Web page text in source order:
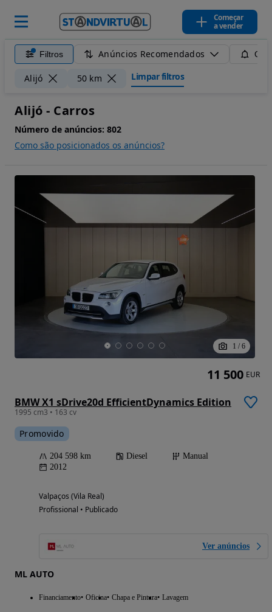
Começar
a vender
Filtros Anúncios Recomendados
Alijó 50 km Limpar filtros
Alijó - Carros
Número de anúncios: 802
Como são posicionados os anúncios?
1 / 6
BMW X1 sDrive20d EfficientDynamics Edition
1995 cm3 • 163 cv
Promovido
204 598 km Diesel
Manual
2012
Valpaços (Vila Real)
Profissional • Publicado
Ver anúncios
ML AUTO
Financiamento Oficina Chapa e Pintura Lavagem
11 500 EUR